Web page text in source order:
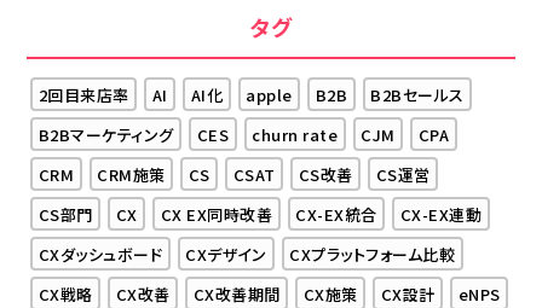
タグ
2回目来店率 AI AI化 apple B2B
B2Bセールス
B2Bマーケティング
CES churn rate CJM
CPA
CRM
CRM施策 CS CSAT CS改善
CS運営
CS部門
CX CX EX同時改善 CX-EX統合
CX-EX連動
CXダッシュボード
CXデザイン
CXプラットフォーム比較
CX戦略
CX改善 CX改善期間 CX施策 CX設計
eNPS